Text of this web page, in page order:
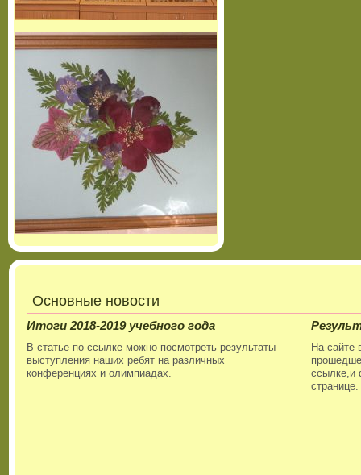
Основные новости
Итоги 2018-2019 учебного года
В статье по ссылке можно посмотреть результаты
выступления наших ребят на различных
конференциях и олимпиадах.
На сайте
ссылке,и
странице.